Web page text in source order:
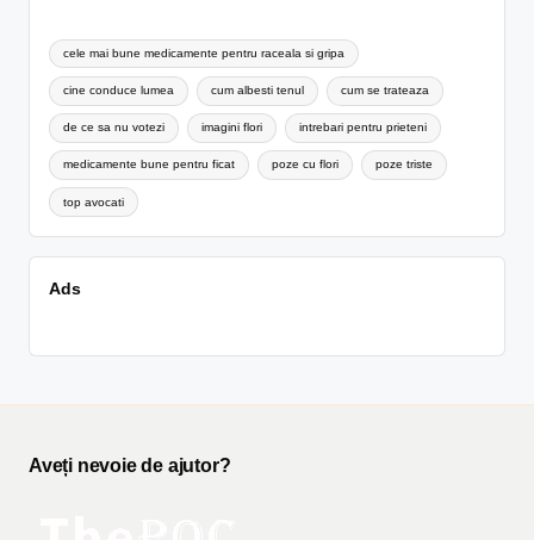
cele mai bune medicamente pentru raceala si gripa
cine conduce lumea cum albesti tenul cum se trateaza
de ce sa nu votezi imagini flori intrebari pentru prieteni
medicamente bune pentru ficat poze cu flori poze triste
top avocati
Ads
Aveți nevoie de ajutor?